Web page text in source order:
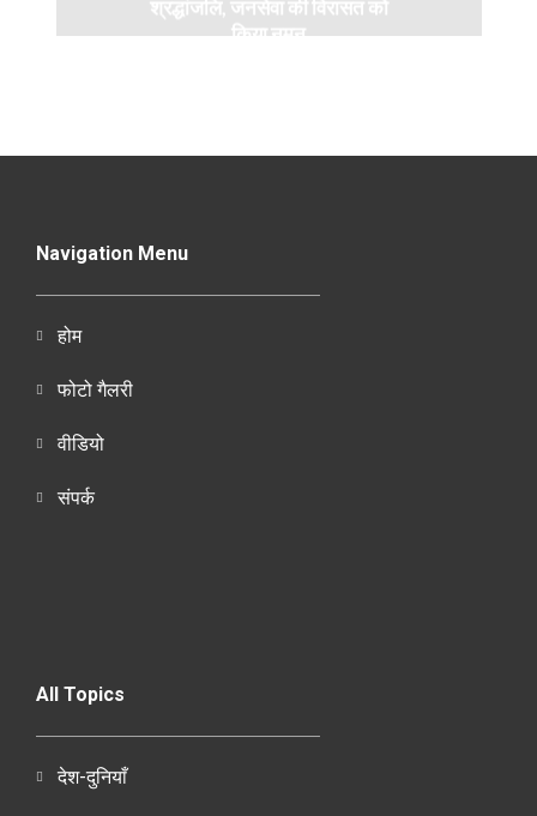
श्रद्धांजलि, जनसेवा की विरासत को
किया नमन
Navigation Menu
होम
फोटो गैलरी
वीडियो
संपर्क
All Topics
देश-दुनियाँ